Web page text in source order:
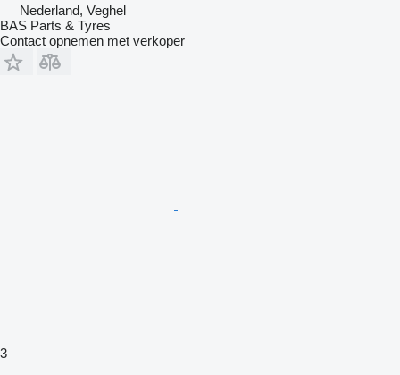
Nederland, Veghel
BAS Parts & Tyres
Contact opnemen met verkoper
3